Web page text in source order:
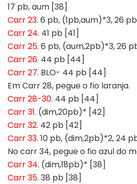
17 pb, aum [38]
Carr 23. 6 pb, (1pb,aum)*3, 26
Carr 24. 41 pb [41]
Carr 25. 6 pb, (aum,2pb)*3, 26
Carr 26. 44 pb [44]
Carr 27. BLO- 44 pb [44]
Em Carr 28, pegue o fio laranja.
Carr 28-30. 44 pb [44]
Carr 31. (dim,20pb)* [42]
Carr 32. 42 pb [42]
Carr 33. 10 pb, (dim,2pb)*2, 24
No carr 34, pegue o fio azul do
Carr 34. (dim,18pb)* [38]
Carr 35. 38 pb [38]